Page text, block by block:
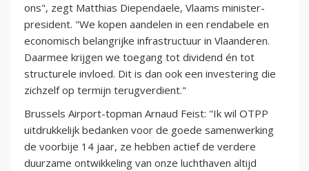
ons", zegt Matthias Diependaele, Vlaams minister-
president. "We kopen aandelen in een rendabele en
economisch belangrijke infrastructuur in Vlaanderen.
Daarmee krijgen we toegang tot dividend én tot
structurele invloed. Dit is dan ook een investering die
zichzelf op termijn terugverdient."
Brussels Airport-topman Arnaud Feist: "Ik wil OTPP
uitdrukkelijk bedanken voor de goede samenwerking
de voorbije 14 jaar, ze hebben actief de verdere
duurzame ontwikkeling van onze luchthaven altijd